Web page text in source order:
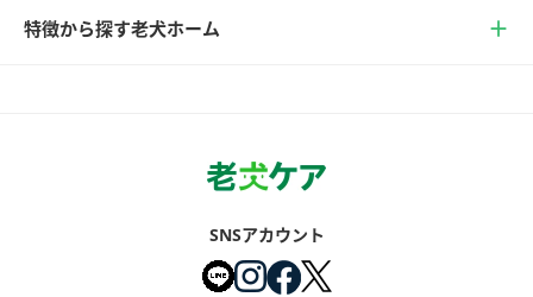
特徴から探す老犬ホーム
SNSアカウント